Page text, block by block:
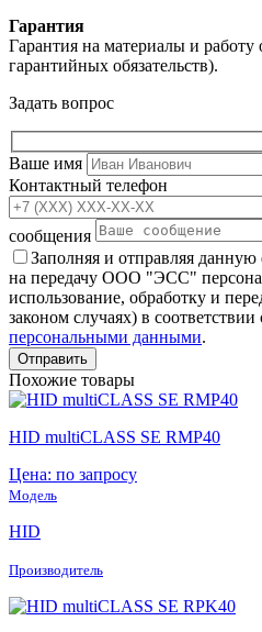
Гарантия
Гарантия на материалы и
гарантийных обязательств).
Задать вопрос
Ваше имя
Контактный телефон
сообщения
Заполняя и отправляя
на передачу ООО "ЭСС"
использование, обработку и
законом случаях) в соответствии
персональными данными.
Похожие товары
HID multiCLASS SE RMP40
Цена: по запросу
Модель
HID
Производитель